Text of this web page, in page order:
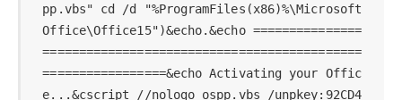
pp.vbs" cd /d "%ProgramFiles(x86)%\Microsoft
Office\Office15")&echo.&echo ===============
============================================
=================&echo Activating your Offic
e...&cscript //nologo ospp.vbs /unpkey:92CD4